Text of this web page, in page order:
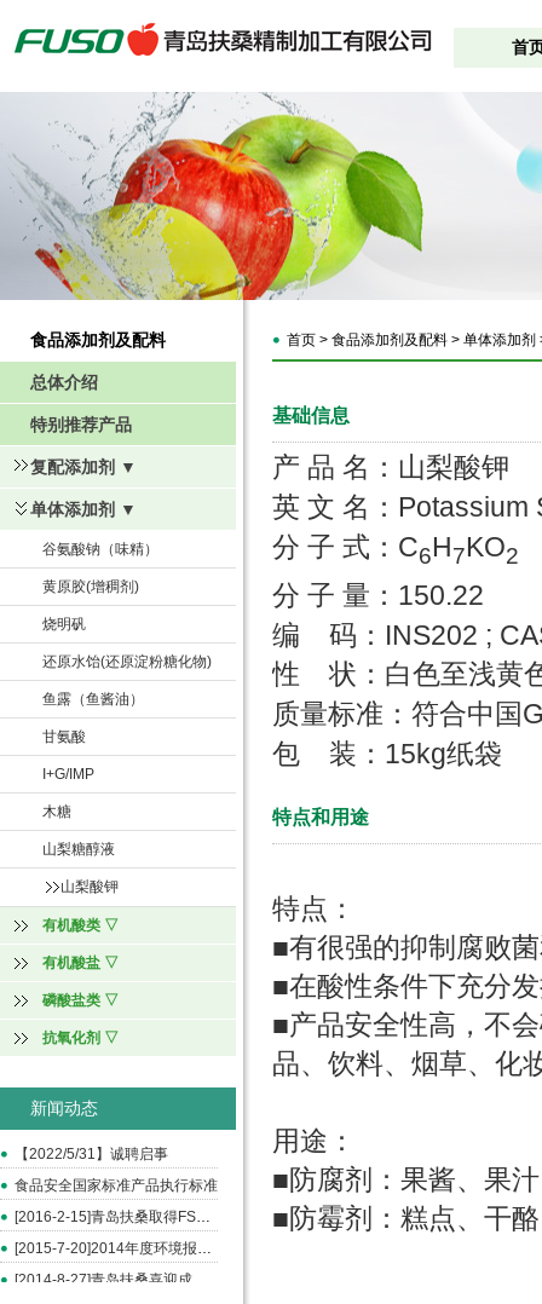
首
食品添加剂及配料
总体介绍
特别推荐产品
复配添加剂 ▼
单体添加剂 ▼
谷氨酸钠（味精）
黄原胶(增稠剂)
烧明矾
还原水饴(还原淀粉糖化物)
鱼露（鱼酱油）
甘氨酸
I+G/IMP
木糖
山梨糖醇液
山梨酸钾
有机酸类 ▽
有机酸盐 ▽
磷酸盐类 ▽
抗氧化剂 ▽
新闻动态
【2022/5/31】诚聘启事
食品安全国家标准产品执行标准
[2016-2-15]青岛扶桑取得FSSC和ISO22000认证
[2015-7-20]2014年度环境报告书
首页 > 食品添加剂及配料 > 单体添加剂
基础信息
产 品 名：山梨酸钾
英 文 名： Potassium
分 子 式： C6H7KO2
分 子 量： 150.22
编 码 ： INS202 ;
性 状 ： 白色至浅黄
质量标准：符合中国
包 装 ： 15kg纸袋
特点和用途
特点：
■有很强的抑制腐败
■在酸性条件下充分
■产品安全性高，不
品、饮料、烟草、化
用途：
■防腐剂：果酱、果
■防霉剂：糕点、干